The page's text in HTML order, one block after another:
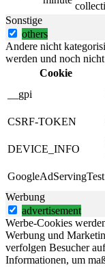
Sonstige
others
Andere nicht
werden und noch
Cookie
__gpi
CSRF-TOKEN
DEVICE_INFO
GoogleAdServingTest
Werbung
advertisement
Werbe-Cookies
Werbung und
verfolgen Besucher
Informationen, um